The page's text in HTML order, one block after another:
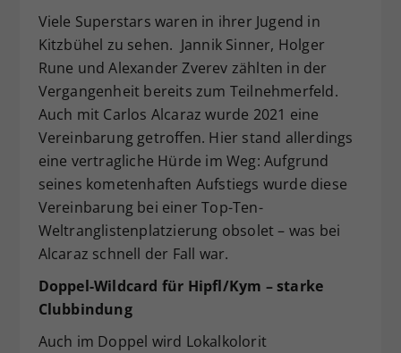
Viele Superstars waren in ihrer Jugend in
Kitzbühel zu sehen. Jannik Sinner, Holger
Rune und Alexander Zverev zählten in der
Vergangenheit bereits zum Teilnehmerfeld.
Auch mit Carlos Alcaraz wurde 2021 eine
Vereinbarung getroffen. Hier stand allerdings
eine vertragliche Hürde im Weg: Aufgrund
seines kometenhaften Aufstiegs wurde diese
Vereinbarung bei einer Top-Ten-
Weltranglistenplatzierung obsolet – was bei
Alcaraz schnell der Fall war.
Doppel-Wildcard für Hipfl/Kym – starke
Clubbindung
Auch im Doppel wird Lokalkolorit